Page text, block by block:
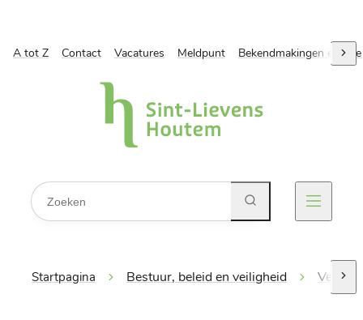
Naar inhoud
Gemeente Sint-Lievens-Houtem
A tot Z Contact Vacatures Meldpunt Bekendmakingen en
Waarmee kunnen we jou helpen?
Menu
Startpagina Bestuur, beleid en veiligheid